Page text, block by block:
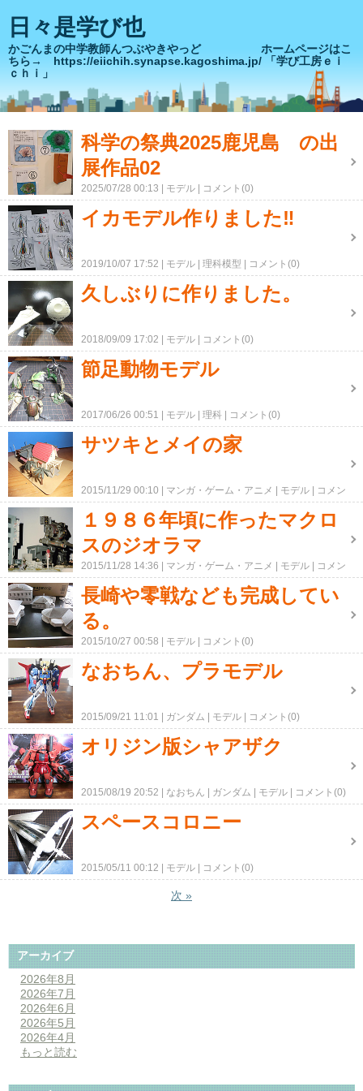
日々是学び也
かごんまの中学教師んつぶやきやっど ホームページはこ
ちら→ https://eiichih.synapse.kagoshima.jp/ 「学び工房ｅｉ
ｃｈｉ」
科学の祭典2025鹿児島 の出
展作品02
2025/07/28 00:13 モデル コメント(0)
イカモデル作りました‼
2019/10/07 17:52 モデル 理科模型 コメント(0)
久しぶりに作りました。
2018/09/09 17:02 モデル コメント(0)
節足動物モデル
2017/06/26 00:51 モデル 理科 コメント(0)
サツキとメイの家
2015/11/29 00:10 マンガ・ゲーム・アニメ モデル
コメン
ト(0)
１９８６年頃に作ったマクロ
スのジオラマ
2015/11/28 14:36 マンガ・ゲーム・アニメ モデル
コメン
ト(0)
長崎や零戦なども完成してい
る。
2015/10/27 00:58 モデル コメント(0)
なおちん、プラモデル
2015/09/21 11:01 ガンダム モデル コメント(0)
オリジン版シャアザク
2015/08/19 20:52 なおちん ガンダム モデル コメント(0)
スペースコロニー
2015/05/11 00:12 モデル コメント(0)
次 »
アーカイブ
2026年8月
2026年7月
2026年6月
2026年5月
2026年4月
もっと読む